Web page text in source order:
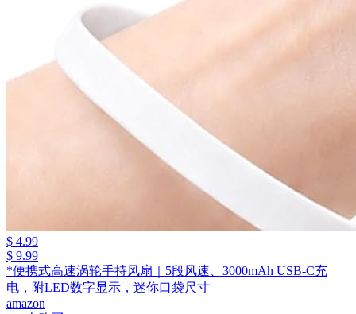
$ 4.99
$ 9.99
*便携式高速涡轮手持风扇｜5段风速、3000mAh USB-C充
电，附LED数字显示，迷你口袋尺寸
amazon